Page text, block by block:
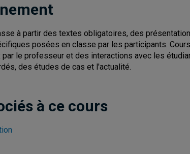
à partir des textes obligatoires, des
posées en classe par les participants.
le professeur et des interactions avec les
des études de cas et l'actualité.
à ce cours